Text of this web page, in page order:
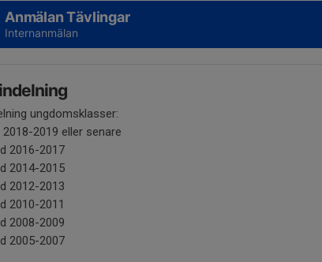
Anmälan Tävlingar
Internanmälan
ungdomsklasser:
2019 eller senare
2016-2017
2014-2015
2012-2013
2010-2011
2008-2009
2005-2007